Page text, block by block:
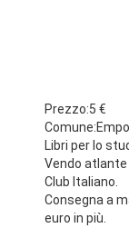
Prezzo:5 €
Libri per lo
Vendo atlante
Club Italiano.
Consegna a
euro in più.